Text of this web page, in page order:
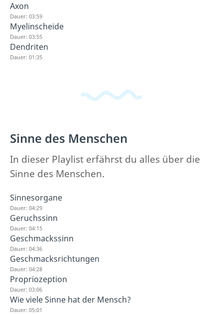
Axon
Dauer: 03:59
Myelinscheide
Dauer: 03:55
Dendriten
Dauer: 01:35
Sinne des Menschen
In dieser Playlist erfährst du alles über die
Sinne des Menschen.
Sinnesorgane
Dauer: 04:29
Geruchssinn
Dauer: 04:15
Geschmackssinn
Dauer: 04:36
Geschmacksrichtungen
Dauer: 04:28
Propriozeption
Dauer: 03:06
Wie viele Sinne hat der Mensch?
Dauer: 05:01